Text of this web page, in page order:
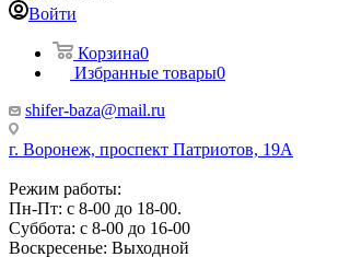
Войти
Корзина0
Избранные товары0
shifer-baza@mail.ru
г. Воронеж, проспект Патриотов, 19А
Режим работы:
Пн-Пт: с 8-00 до 18-00.
Суббота: с 8-00 до 16-00
Воскресенье: Выходной